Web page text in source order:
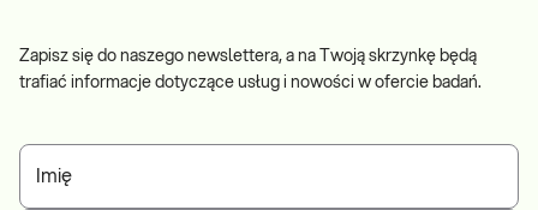
Zapisz się do naszego newslettera, a na Twoją skrzynkę będą
trafiać informacje dotyczące usług i nowości w ofercie badań.
Imię